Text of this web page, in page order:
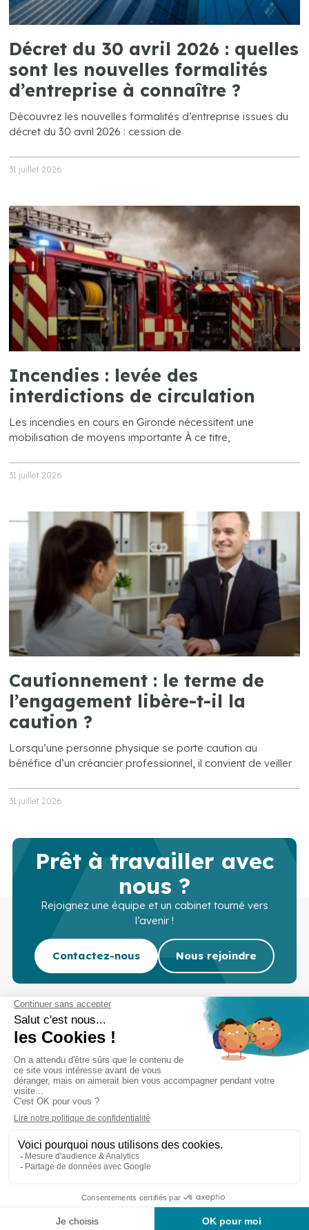
Décret du 30 avril 2026 : quelles
sont les nouvelles formalités
d’entreprise à connaître ?
Découvrez les nouvelles formalités d’entreprise issues du
décret du 30 avril 2026 : cession de
31 juillet 2026
Incendies : levée des
interdictions de circulation
Les incendies en cours en Gironde nécessitent une
mobilisation de moyens importante À ce titre,
31 juillet 2026
Cautionnement : le terme de
l’engagement libère-t-il la
caution ?
Lorsqu’une personne physique se porte caution au
bénéfice d’un créancier professionnel, il convient de veiller
31 juillet 2026
Prêt à travailler avec
nous ?
Rejoignez une équipe et un cabinet tourné vers
l’avenir !
Contactez-nous Nous rejoindre
Cabinet d’experts-comptables commissaires aux
Services Secteurs
Recrutement
Actu